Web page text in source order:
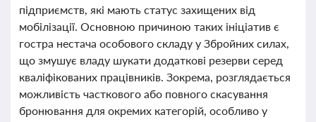
підприємств, які мають статус захищених від
мобілізації. Основною причиною таких ініціатив є
гостра нестача особового складу у Збройних силах,
що змушує владу шукати додаткові резерви серед
кваліфікованих працівників. Зокрема, розглядається
можливість часткового або повного скасування
бронювання для окремих категорій, особливо у